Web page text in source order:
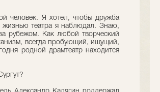
человек. Я хотел, чтобы дружба
жизнью театра я наблюдал. Знаю,
рубежом. Как любой творческий
всегда пробующий, ищущий,
родной драмтеатр находится